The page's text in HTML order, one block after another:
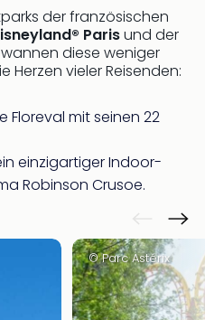
der französischen
Parisund der
diese weniger
Herzen vieler Reisenden:
Floreval mit seinen 22
einzigartiger Indoor-
Robinson Crusoe.
© Parc Astérix